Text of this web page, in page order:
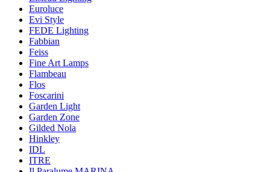
Euroluce
Evi Style
FEDE Lighting
Fabbian
Feiss
Fine Art Lamps
Flambeau
Flos
Foscarini
Garden Light
Garden Zone
Gilded Nola
Hinkley
IDL
ITRE